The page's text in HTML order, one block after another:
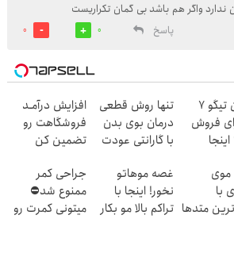
واگر هم باشد بی گمان تکراریست
پاسخ
0
0
ماشین تیگو 7
فروش
تنها روش قطعی
درمان بوی بدن
با گارانتی عودت
ببین
افزایش درآمـد
فروشگاهت رو
تضمین کن
با
متدها
غصه موهاتو
نخور! اینجا با
تراکم بالا مو بکار
جراحی کمر
ممنوع شد⛔
میتونی کمرت رو